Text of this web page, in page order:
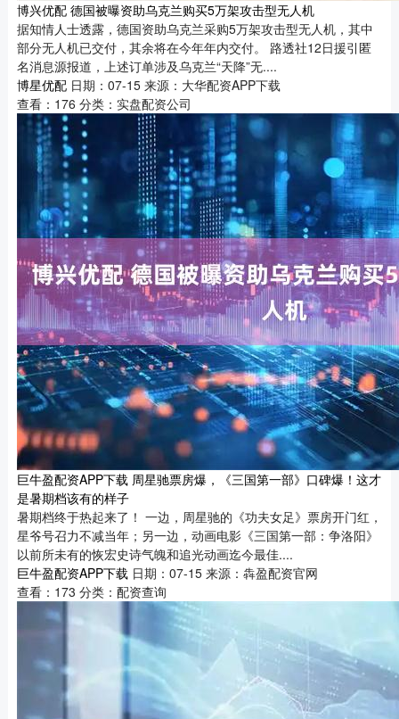
博兴优配 德国被曝资助乌克兰购买5万架攻击型无人机
据知情人士透露，德国资助乌克兰采购5万架攻击型无人机，其中
部分无人机已交付，其余将在今年年内交付。 路透社12日援引匿
名消息源报道，上述订单涉及乌克兰“天降”无....
博星优配 日期：07-15 来源：大华配资APP下载
查看： 176 分类： 实盘配资公司
巨牛盈配资APP下载 周星驰票房爆，《三国第一部》口碑爆！这才
是暑期档该有的样子
暑期档终于热起来了！ 一边，周星驰的《功夫女足》票房开门红，
星爷号召力不减当年；另一边，动画电影《三国第一部：争洛阳》
以前所未有的恢宏史诗气魄和追光动画迄今最佳....
巨牛盈配资APP下载 日期：07-15 来源：犇盈配资官网
查看： 173 分类： 配资查询